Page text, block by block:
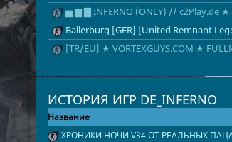
▅ ▆ ▇ INFERNO (ONLY) // c2Play.de ★
Ballerburg [GER] [United Remnant
[TR/EU] ★ VORTEXGUYS.COM ★
ИСТОРИЯ ИГР DE_INFERNO
Название
ХРОНИКИ НОЧИ V34 ОТ РЕАЛЬНЫХ